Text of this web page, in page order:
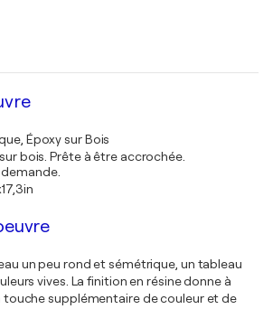
Époxy sur Bois
bois. Prête à être accrochée.
un peu rond et sémétrique, un tableau
vives. La finition en résine donne à
supplémentaire de couleur et de